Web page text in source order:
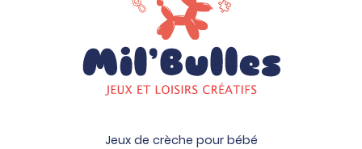
Jeux de crèche pour bébé